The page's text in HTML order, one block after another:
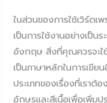
ในส่วนของการใช้เวิร์ดเ
เป็นการใช้งานอย่างเป็น
อังกฤษ สิ่งที่คุณควรจะใ
เป็นภาษาหลักในการเขี
ประเภทของเรื่องที่เราต้
อักษรและสีเนื้อเพื่อเพิ่มป